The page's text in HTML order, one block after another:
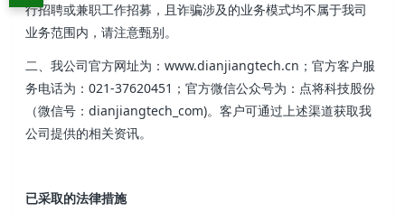
行招聘或兼职工作招募，且诈骗涉及的业务模式均不属于我司
业务范围内，请注意甄别。
二、我公司官方网址为：www.dianjiangtech.cn；官方客户服
务电话为：021-37620451；官方微信公众号为：点将科技股份
（微信号：dianjiangtech_com)。客户可通过上述渠道获取我
公司提供的相关资讯。
已采取的法律措施